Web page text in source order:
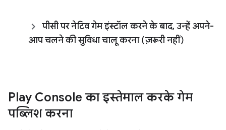
पीसी पर नेटिव गेम इंस्टॉल करने के बाद, उन्हें अपने-
आप चलने की सुविधा चालू करना (ज़रूरी नहीं)
Play Console का इस्तेमाल करके गेम
पब्लिश करना